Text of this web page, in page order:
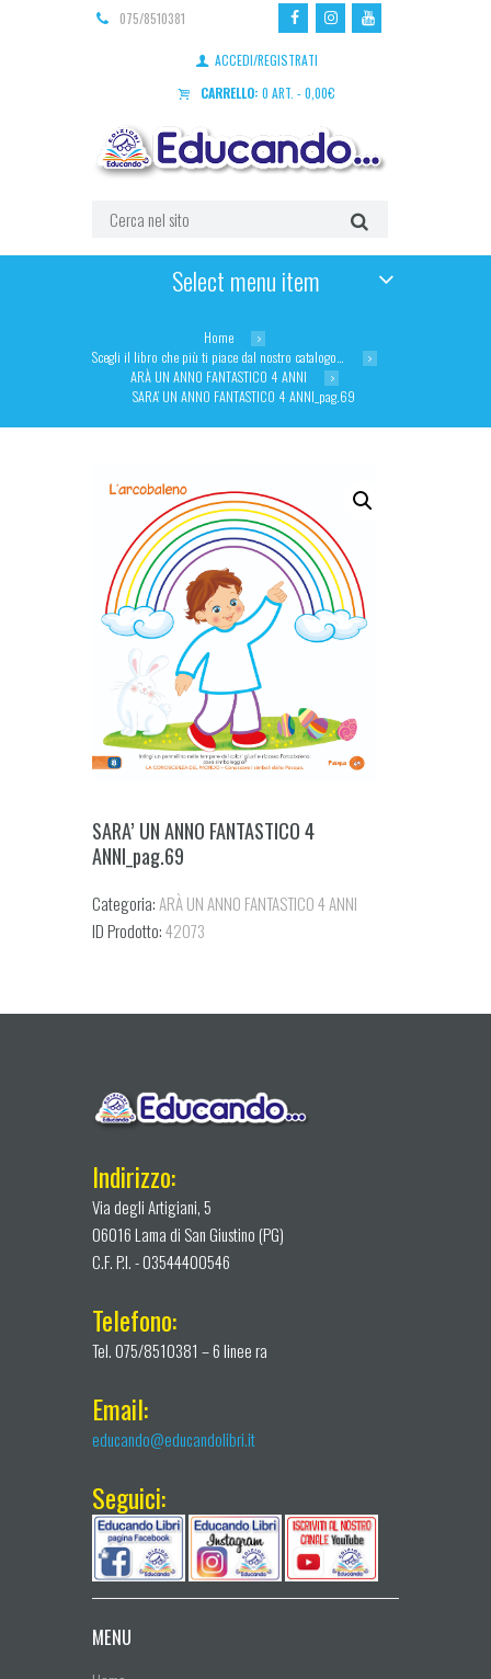
075/8510381
ACCEDI/REGISTRATI
CARRELLO: 0 ART. - 0,00€
Select menu item
Home
Scegli il libro che più ti piace dal nostro catalogo…
ARÀ UN ANNO FANTASTICO 4 ANNI
SARA’ UN ANNO FANTASTICO 4 ANNI_pag.69
SARA’ UN ANNO FANTASTICO 4
ANNI_pag.69
Categoria:ARÀ UN ANNO FANTASTICO 4 ANNI
ID Prodotto:42073
Indirizzo:
Via degli Artigiani, 5
06016 Lama di San Giustino (PG)
C.F. P.I. - 03544400546
Telefono:
Tel. 075/8510381 – 6 linee ra
Email:
educando@educandolibri.it
Seguici:
MENU